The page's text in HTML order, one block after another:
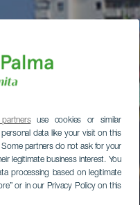
use cookies or similar
data like your visit on this
partners do not ask for your
legitimate business interest. You
processing based on legitimate
or in our Privacy Policy on this